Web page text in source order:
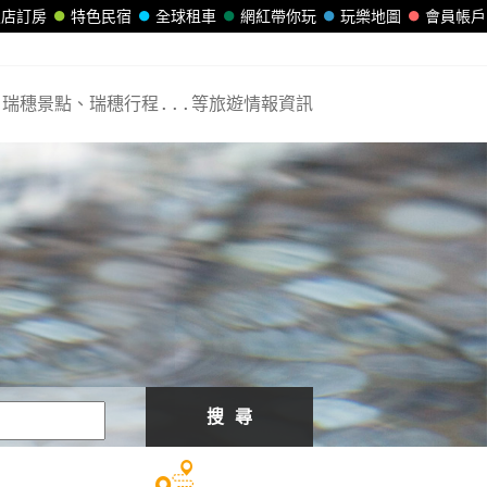
會員帳戶
玩樂地圖
網紅帶你玩
全球租車
特色民宿
訂房
瑞穗景點、瑞穗行程...等旅遊情報資訊
搜 尋